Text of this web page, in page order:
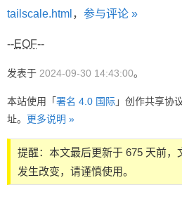
tailscale.html ， 参与评论 »
--EOF--
发表于 2024-09-30 14:43:00。
本站使用「署名 4.0 国际」创作共享协
址。 更多说明 »
提醒：本文最后更新于 675 天前
发生改变，请谨慎使用。